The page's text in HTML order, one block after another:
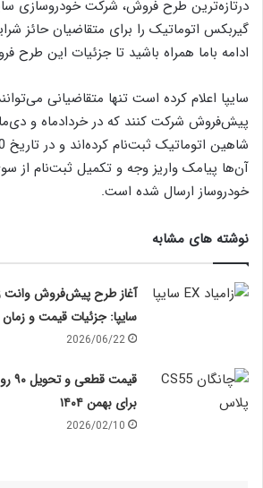
درتازه‌ترین طرح فروش، شرکت خودروسازی
گیربکس اتوماتیک را برای متقاضیان حائز
ادامه باما همراه باشید تا جزئیات این طرح
سایپا اعلام کرده است تنها متقاضیانی
پیش‌فروش شرکت کنند که در خردادماه و
آن‌ها پیامک واریز وجه و تکمیل ثبت‌نام از
خودروساز ارسال شده است.
نوشته های مشابه
سایپا: جزئیات قیمت و
2026/06/22
برای بهمن ۱۴۰۴
2026/02/10